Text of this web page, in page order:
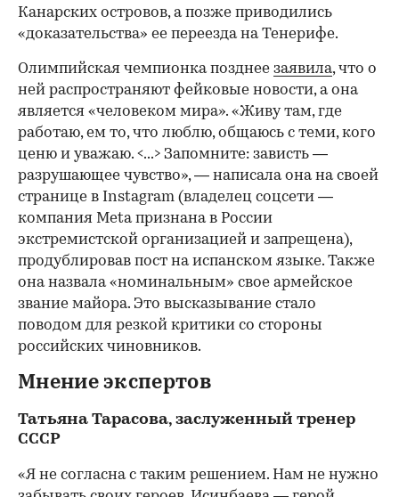
Канарских островов, а позже приводились
«доказательства» ее переезда на Тенерифе.
Олимпийская чемпионка позднее заявила, что о
ней распространяют фейковые новости, а она
является «человеком мира». «Живу там, где
работаю, ем то, что люблю, общаюсь с теми, кого
ценю и уважаю. <...> Запомните: зависть —
разрушающее чувство», — написала она на своей
странице в Instagram (владелец соцсети —
компания Metа признана в России
экстремистской организацией и запрещена),
продублировав пост на испанском языке. Также
она назвала «номинальным» свое армейское
звание майора. Это высказывание стало
поводом для резкой критики со стороны
российских чиновников.
Мнение экспертов
Татьяна Тарасова, заслуженный тренер
СССР
«Я не согласна с таким решением. Нам не нужно